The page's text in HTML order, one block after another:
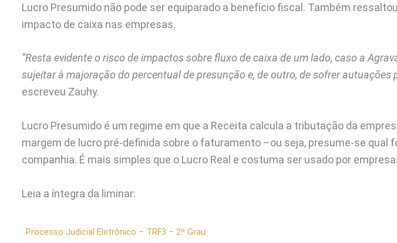
Lucro Presumido não pode ser equiparado a benefício fiscal. Também
impacto de caixa nas empresas.
“Resta evidente o risco de impactos sobre fluxo de caixa de um lado, caso a
sujeitar à majoração do percentual de presunção e, de outro, de sofrer autuações
escreveu Zauhy.
Lucro Presumido é um regime em que a Receita calcula a tributação da
margem de lucro pré-definida sobre o faturamento –ou seja, presume-se qual
companhia. É mais simples que o Lucro Real e costuma ser usado por
Leia a íntegra da liminar:
· Processo Judicial Eletrônico – TRF3 – 2º Grau